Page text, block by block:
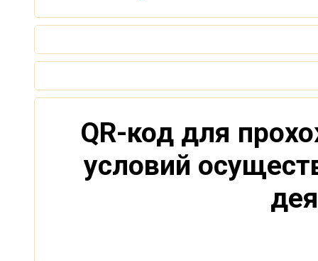
QR-код для
условий